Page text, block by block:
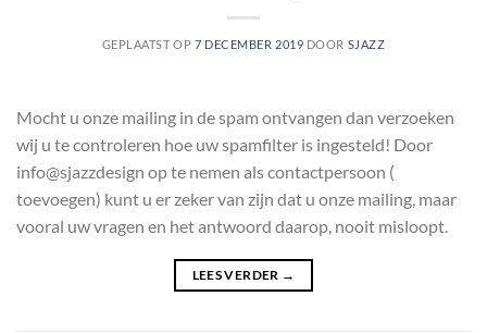
GEPLAATST OP 7 DECEMBER 2019 DOOR SJAZZ
Mocht u onze mailing in de spam ontvangen dan verzoeken
wij u te controleren hoe uw spamfilter is ingesteld! Door
info@sjazzdesign op te nemen als contactpersoon (
toevoegen) kunt u er zeker van zijn dat u onze mailing, maar
vooral uw vragen en het antwoord daarop, nooit misloopt.
LEES VERDER →